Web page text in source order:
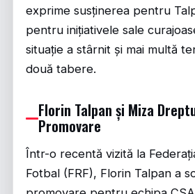
exprime susținerea pentru
pentru inițiativele sale
situație a stârnit și mai multă
două tabere.
Florin Talpan și Miza
Promovare
Într-o recentă vizită la
Fotbal (FRF), Florin Talpan a